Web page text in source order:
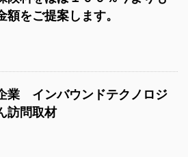
額をご提案します。
業 インバウンドテクノロジ
訪問取材